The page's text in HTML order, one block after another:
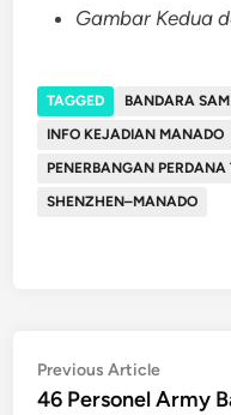
Gambar Kedua
TAGGED
BANDARA
INFO KEJADIAN MANADO
PENERBANGAN
SHENZHEN–MANADO
Post
Previous ArticlePrevious
article:
46 Personel Army